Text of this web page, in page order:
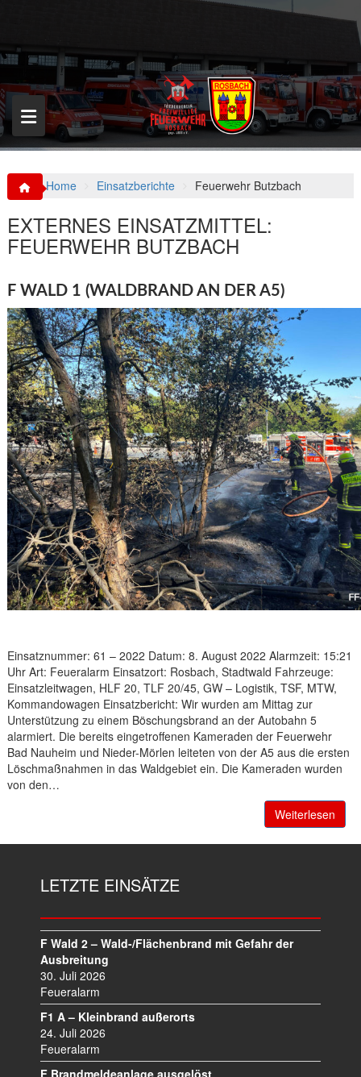
p
o
c
o
n
t
Home Einsatzberichte Feuerwehr Butzbach
EXTERNES EINSATZMITTEL:
FEUERWEHR BUTZBACH
F WALD 1 (WALDBRAND AN DER A5)
Einsatznummer: 61 – 2022 Datum: 8. August 2022 Alarmzeit: 15:21
Uhr Art: Feueralarm Einsatzort: Rosbach, Stadtwald Fahrzeuge:
Einsatzleitwagen, HLF 20, TLF 20/45, GW – Logistik, TSF, MTW,
Kommandowagen Einsatzbericht: Wir wurden am Mittag zur
Unterstützung zu einem Böschungsbrand an der Autobahn 5
alarmiert. Die bereits eingetroffenen Kameraden der Feuerwehr
Bad Nauheim und Nieder-Mörlen leiteten von der A5 aus die ersten
Löschmaßnahmen in das Waldgebiet ein. Die Kameraden wurden
von den…
Weiterlesen
LETZTE EINSÄTZE
F Wald 2 – Wald-/Flächenbrand mit Gefahr der
Ausbreitung
30. Juli 2026
Feueralarm
F1 A – Kleinbrand außerorts
24. Juli 2026
Feueralarm
F Brandmeldeanlage ausgelöst